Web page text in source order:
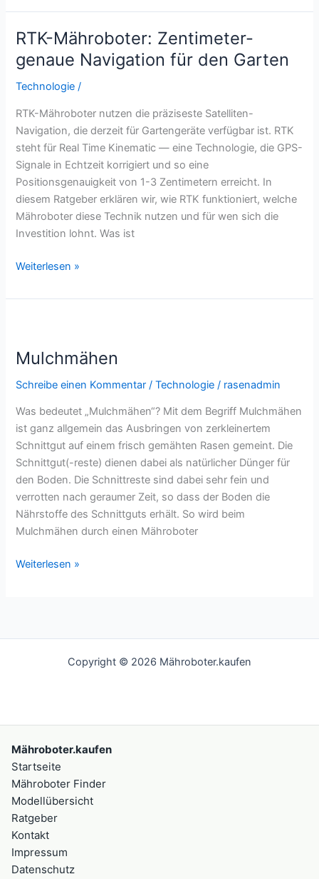
Kamera:
Vision-
Navigation
erklärt
RTK-Mähroboter: Zentimeter-
genaue Navigation für den Garten
Technologie /
RTK-Mähroboter nutzen die präziseste Satelliten-
Navigation, die derzeit für Gartengeräte verfügbar ist. RTK
steht für Real Time Kinematic — eine Technologie, die GPS-
Signale in Echtzeit korrigiert und so eine
Positionsgenauigkeit von 1-3 Zentimetern erreicht. In
diesem Ratgeber erklären wir, wie RTK funktioniert, welche
Mähroboter diese Technik nutzen und für wen sich die
Investition lohnt. Was ist
RTK-
Zentimeter-
für
den
Garten
Weiterlesen »
Mulchmähen
Schreibe einen Kommentar /Technologie / rasenadmin
Was bedeutet „Mulchmähen“? Mit dem Begriff Mulchmähen
ist ganz allgemein das Ausbringen von zerkleinertem
Schnittgut auf einem frisch gemähten Rasen gemeint. Die
Schnittgut(-reste) dienen dabei als natürlicher Dünger für
den Boden. Die Schnittreste sind dabei sehr fein und
verrotten nach geraumer Zeit, so dass der Boden die
Nährstoffe des Schnittguts erhält. So wird beim
Mulchmähen durch einen Mähroboter
Mulchmähen
Weiterlesen »
Copyright © 2026 Mähroboter.kaufen
Mähroboter.kaufen
Startseite
Mähroboter Finder
Modellübersicht
Ratgeber
Kontakt
Impressum
Datenschutz